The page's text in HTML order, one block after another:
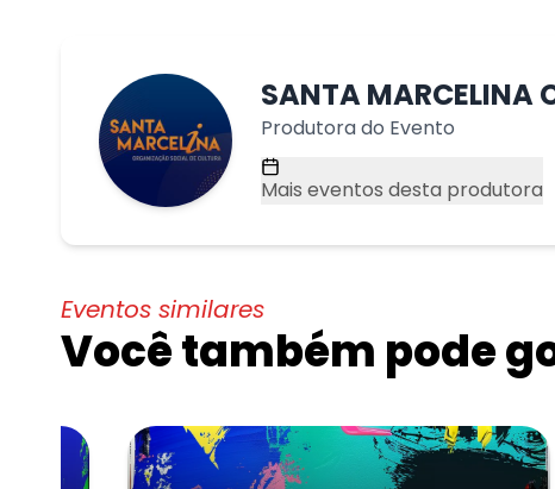
SANTA MARCELINA
Produtora do Evento
Mais eventos desta produtora
Eventos similares
Você também pode